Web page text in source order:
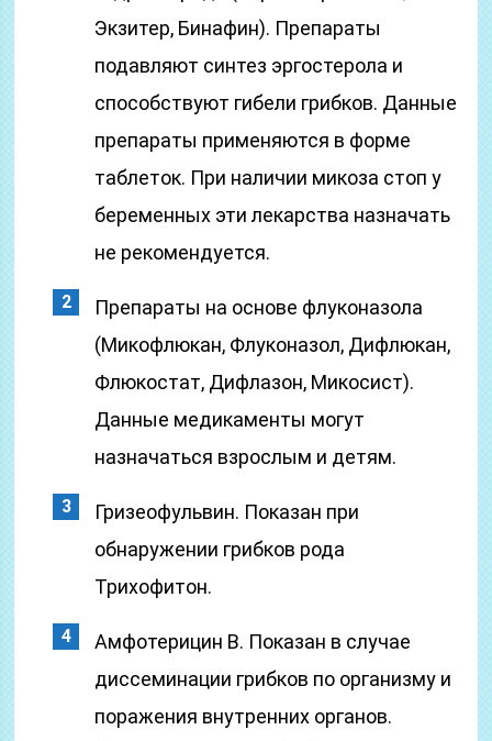
Экзитер, Бинафин). Препараты
подавляют синтез эргостерола и
способствуют гибели грибков. Данные
препараты применяются в форме
таблеток. При наличии микоза стоп у
беременных эти лекарства назначать
не рекомендуется.
Препараты на основе флуконазола
(Микофлюкан, Флуконазол, Дифлюкан,
Флюкостат, Дифлазон, Микосист).
Данные медикаменты могут
назначаться взрослым и детям.
Гризеофульвин. Показан при
обнаружении грибков рода
Трихофитон.
Амфотерицин B. Показан в случае
диссеминации грибков по организму и
поражения внутренних органов.